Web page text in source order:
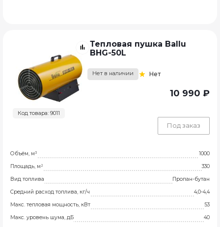
Код товара: 9011
Тепловая пушка Ballu
BHG-50L
Нет в наличии Нет
10 990 ₽
Под заказ
Объём, м³
1000
Площадь, м²
330
Вид топлива
Пропан-бутан
Средний расход топлива, кг/ч
4,0-4,4
Макс. тепловая мощность, кВт
53
Макс. уровень шума, дБ
40